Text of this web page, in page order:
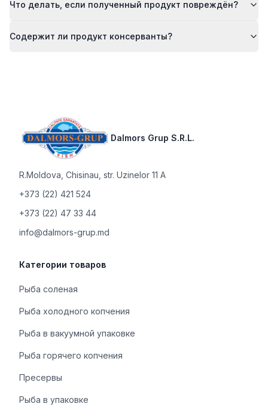
Что делать, если полученный продукт повреждён?
Содержит ли продукт консерванты?
Dalmors Grup S.R.L.
R.Moldova Chisinau, str. Uzinelor 11 A
+373 (22) 421 524
+373 (22) 47 33 44
info@dalmors-grup.md
Категории товаров
Рыба соленая
Рыба холодного копчения
Рыба в вакуумной упаковке
Рыба горячего копчения
Пресервы
Рыба в упаковке